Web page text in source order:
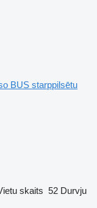
BUS starppilsētu
skaits 52 Durvju